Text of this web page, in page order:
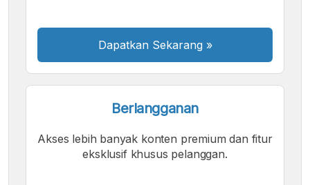
Dapatkan Sekarang »
Berlangganan
Akses lebih banyak konten premium dan fitur
eksklusif khusus pelanggan.